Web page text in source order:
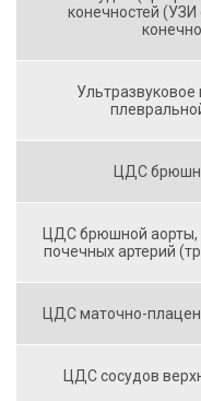
конечностей (УЗИ
Ультразвуковое
ЦДС
ЦДС брюшной аорты,
почечных артерий
ЦДС маточно-
ЦДС сосудов